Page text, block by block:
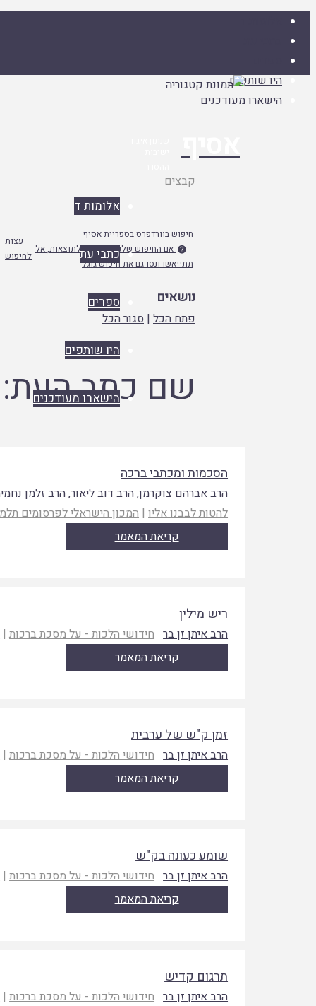
היו שותפים
הישארו מעודכנים
אסיף
אלומות ד
כתבי עת
ספרים
היו שותפים
הישארו מעודכנים
עמוד
קבצים
חיפוש בוורדפרס בספריית אסיף
 אם החיפוש שלנו לא מפנה לתוצאות, אל
תתייאשו ונסו גם את חיפוש גוגל
עצות
לחיפוש
נושאים
פתח הכל | סגור הכל
שם כתב העת:
הסכמות ומכתבי ברכה
הרב אברהם צוקרמן,הרב דוב ליאור,הרב זלמן
להטות לבבנו אליו | המכון הישראלי לפרסומים
קריאת המאמר
ריש מילין
הרב איתן זן בר חידושי הלכות - על מסכת ברכות |
קריאת המאמר
זמן ק"ש של ערבית
הרב איתן זן בר חידושי הלכות - על מסכת ברכות |
קריאת המאמר
שומע כעונה בק"ש
הרב איתן זן בר חידושי הלכות - על מסכת ברכות |
קריאת המאמר
תרגום קדיש
הרב איתן זן בר חידושי הלכות - על מסכת ברכות |